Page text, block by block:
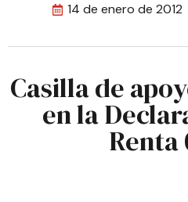
14 de enero de 2012
Casilla de
en la
Renta